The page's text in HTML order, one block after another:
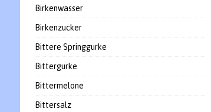
Birkenwasser
Birkenzucker
Bittere Springgurke
Bittergurke
Bittermelone
Bittersalz